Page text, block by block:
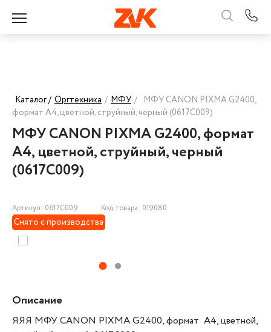
Каталог / Оргтехника / МФУ / МФУ CANON PIXMA G2400,
формат А4, цветной, струйный, черный (0617C009)
МФУ CANON PIXMA G2400, формат
А4, цветной, струйный, черный
(0617C009)
Артикул: 0617C009 Код товара: 019080
Снято с производства
Описание
ЯЯЯ МФУ CANON PIXMA G2400, формат А4, цветной,